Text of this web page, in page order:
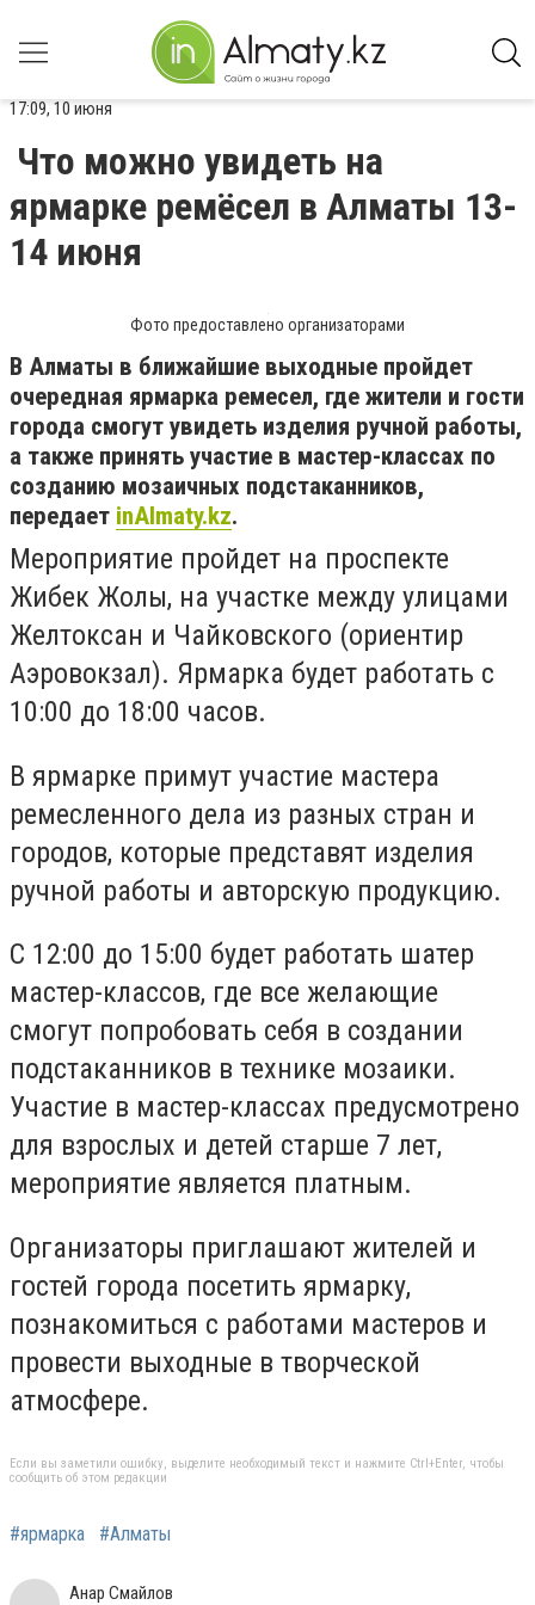
17:09, 10 июня
Что можно увидеть на
ярмарке ремёсел в Алматы 13-
14 июня
Фото предоставлено организаторами
В Алматы в ближайшие выходные пройдет
очередная ярмарка ремесел, где жители и гости
города смогут увидеть изделия ручной работы,
а также принять участие в мастер-классах по
созданию мозаичных подстаканников,
передает inAlmaty.kz.
Мероприятие пройдет на проспекте
Жибек Жолы, на участке между улицами
Желтоксан и Чайковского (ориентир
Аэровокзал). Ярмарка будет работать с
10:00 до 18:00 часов.
В ярмарке примут участие мастера
ремесленного дела из разных стран и
городов, которые представят изделия
ручной работы и авторскую продукцию.
С 12:00 до 15:00 будет работать шатер
мастер-классов, где все желающие
смогут попробовать себя в создании
подстаканников в технике мозаики.
Участие в мастер-классах предусмотрено
для взрослых и детей старше 7 лет,
мероприятие является платным.
Организаторы приглашают жителей и
гостей города посетить ярмарку,
познакомиться с работами мастеров и
провести выходные в творческой
атмосфере.
Если вы заметили ошибку, выделите необходимый текст и нажмите Ctrl+Enter, чтобы
сообщить об этом редакции
#ярмарка #Алматы
Анар Смайлов